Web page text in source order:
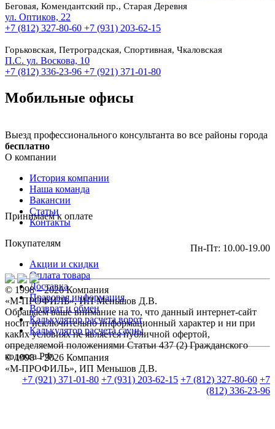
Беговая, Комендантский пр., Старая Деревня
ул. Оптиков, 22
+7 (812) 327-80-60 +7 (931) 203-62-15
Горьковская, Петроградская, Спортивная, Чкаловская
П.С. ул. Воскова, 10
+7 (812) 336-23-96 +7 (921) 371-01-80
Мобильные офисы
Выезд профессионального консультанта во все районы города
бесплатно
О компании
История компании
Наша команда
Вакансии
Статьи
Контакты
Покупателям
Акции и скидки
Оплата товара
Доставка
Правовая информация
Возврат и обмен
Калькулятор расчета ворот
Калькулятор расчета сауны
© 1998 – 2026 Компания
«М-ПРОФИЛЬ», ИП Меньшов Д.В.
+7 (921) 371-01-80 +7 (931) 203-62-15 +7 (812) 327-80-60 +7
(812) 336-23-96
Принимаем к оплате
Пн-Пт: 10.00-19.00
© 1998 – 2026 Компания
«М-ПРОФИЛЬ», ИП Меньшов Д.В.
Обращаем ваше внимание на то, что данный интернет-сайт
носит исключительно информационный характер и ни при
каких условиях не является публичной офертой,
определяемой положениями Статьи 437 (2) Гражданского
кодекса РФ.